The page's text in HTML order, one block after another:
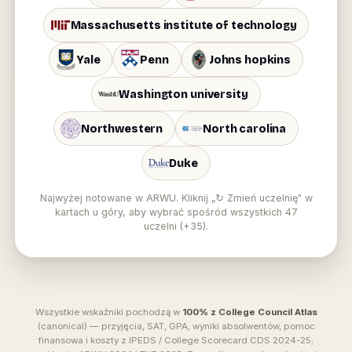
Massachusetts institute of technology
Yale Penn Johns hopkins
Washington university
Northwestern North carolina
Duke
Najwyżej notowane w ARWU. Kliknij „↻ Zmień uczelnię" w
kartach u góry, aby wybrać spośród wszystkich 47
uczelni (+35).
Wszystkie wskaźniki pochodzą w 100% z College Council Atlas
(canonical) — przyjęcia, SAT, GPA, wyniki absolwentów, pomoc
finansowa i koszty z IPEDS / College Scorecard CDS 2024-25;